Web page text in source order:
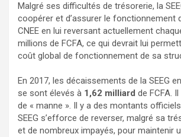
Malgré ses difficultés de trésorerie, la
coopérer et d’assurer le fonctionnement
CNEE en lui reversant actuellement
millions de FCFA, ce qui devrait lui
coût global de fonctionnement de sa
En 2017, les décaissements de la SEEG
se sont élevés à 1,62 milliard de FCFA.
de « manne ». Il y a des montants
SEEG s’efforce de reverser, malgré sa
et de nombreux impayés, pour maintenir